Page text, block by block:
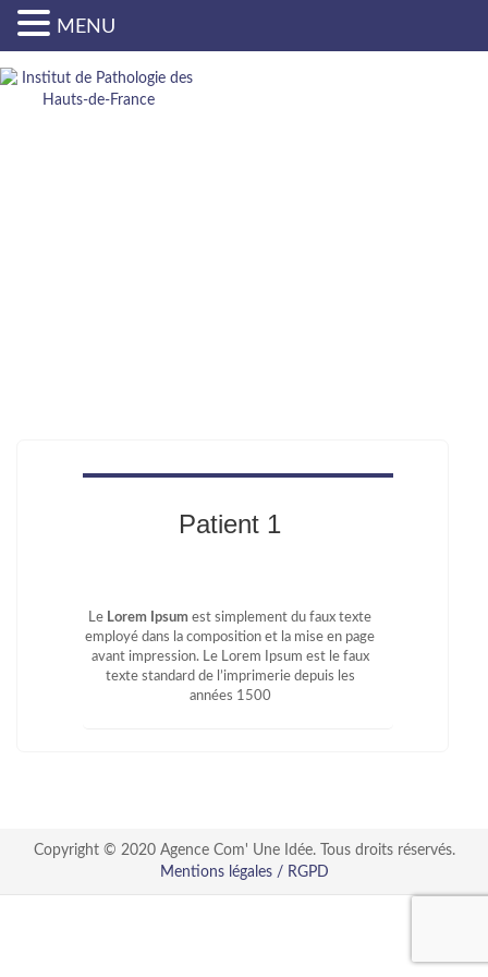
Patient 1
Le Lorem Ipsum est simplement du faux texte
employé dans la composition et la mise en page
avant impression. Le Lorem Ipsum est le faux
texte standard de l’imprimerie depuis les
années 1500
Copyright © 2020 Agence Com' Une Idée. Tous droits réservés.
Mentions légales / RGPD
MENU